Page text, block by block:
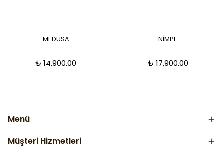
MEDUSA
₺ 14,900.00
NİMPE
₺ 17,900.00
Menü
Müşteri Hizmetleri